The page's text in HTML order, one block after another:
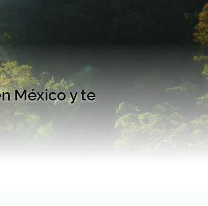
México y te